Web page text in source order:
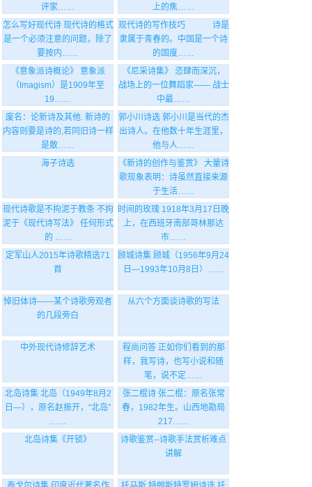
评家……
上的焦……
怎么写好现代诗 现代诗的格式
是一个必须注意的问题，除了
要按内……
现代诗的写作技巧 诗是
隶属于青春的。中国是一个诗
的国度……
《意象派诗概论》 意象派
（Imagism）是1909年至
19……
《尼采诗集》 恣肆而深沉，
战场上的一位舞蹈家—— 战士
中最……
废名：论新诗及其他. 新诗的
内容则要是诗的,若同旧诗一样
是散……
郭小川诗选 郭小川是当代的杰
出诗人。在他数十年生涯里，
他与人……
海子诗选
《新诗的创作与鉴赏》 大量诗
歌现象表明：诗虽然直接来源
于生活……
现代诗歌是不拘泥于教条 不拘
泥于《现代诗写法》 任何形式
的 ……
时间的玫瑰 1918年3月17日晚
上，在西班牙南部哥林那达
市……
定军山人2015年诗歌精选71
首
顾城诗集 顾城（1956年9月24
日—1993年10月8日）……
悼旧体诗——某个诗歌旁观者
的几段旁白
从六个方面谈诗歌的写法
中外现代诗修辞艺术
程尚问答 正如你们看到的那
样，我写诗，也写小说和随
笔，说不定……
北岛诗集 北岛（1949年8月2
日—），原名赵振开，“北岛”
……
张二棍诗 张二棍：原名张常
春，1982年生。山西地勘局
217……
北岛诗集《开锁》
诗歌鉴赏--诗歌手法赏析难点
讲解